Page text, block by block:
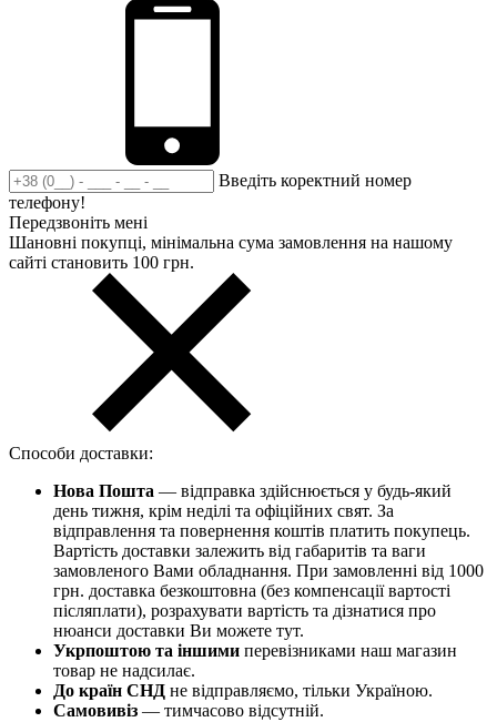
Введіть коректний номер
телефону!
Передзвоніть мені
Шановні покупці, мінімальна сума замовлення на нашому
сайті становить 100 грн.
Способи доставки:
Нова Пошта — відправка здійснюється у будь-який
день тижня, крім неділі та офіційних свят. За
відправлення та повернення коштів платить покупець.
Вартість доставки залежить від габаритів та ваги
замовленого Вами обладнання. При замовленні від 1000
грн. доставка безкоштовна (без компенсації вартості
післяплати), розрахувати вартість та дізнатися про
нюанси доставки Ви можете тут.
Укрпоштою та іншими перевізниками наш магазин
товар не надсилає.
До країн СНД не відправляємо, тільки Україною.
Самовивіз — тимчасово відсутній.